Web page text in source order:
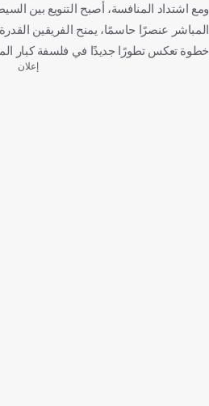
ومع اشتداد المنافسة، أصبح التنويع بين
المباشر عنصرًا حاسمًا، يمنح الفريقين
خطوة تعكس تطورًا جديدًا في فلسفة كبار
إعلان